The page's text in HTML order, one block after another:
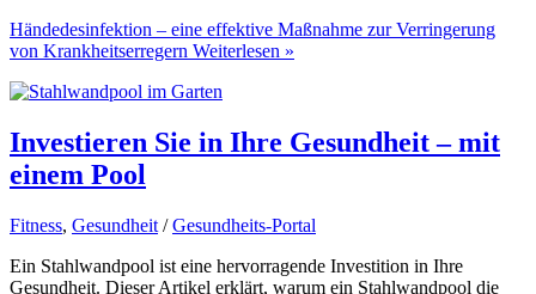
Händedesinfektion – eine effektive Maßnahme zur Verringerung
von Krankheitserregern Weiterlesen »
Investieren Sie in Ihre Gesundheit – mit
einem Pool
Fitness, Gesundheit /Gesundheits-Portal
Ein Stahlwandpool ist eine hervorragende Investition in Ihre
Gesundheit. Dieser Artikel erklärt, warum ein Stahlwandpool die